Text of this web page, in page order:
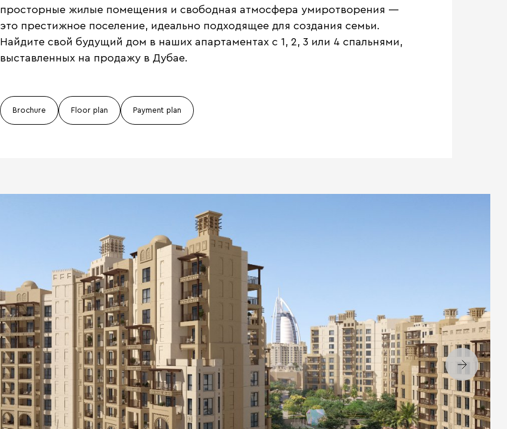
просторные жилые помещения и свободная атмосфера умиротворения —
это престижное поселение, идеально подходящее для создания семьи.
Найдите свой будущий дом в наших апартаментах с 1, 2, 3 или 4 спальнями,
выставленных на продажу в Дубае.
Brochure Floor plan Payment plan
Вперёд